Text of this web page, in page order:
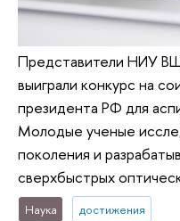
Представители НИУ
выиграли конкурс на
президента РФ для
Молодые ученые
поколения и
сверхбыстрых
Наука достижения